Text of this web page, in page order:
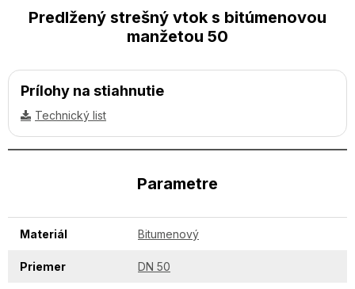
Predlžený strešný vtok s bitúmenovou
manžetou 50
Prílohy na stiahnutie
Technický list
Parametre
Materiál Bitumenový
Priemer DN 50